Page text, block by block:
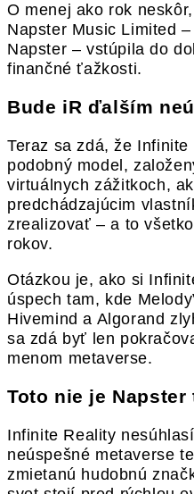
O menej ako rok
Napster Music Limited
Napster – vstúpila do
finančné ťažkosti.
Bude iR ďalším
Teraz sa zdá, že
podobný model,
virtuálnych zážitkoch,
predchádzajúcim
zrealizovať – a to
rokov.
Otázkou je, ako si
úspech tam, kde
Hivemind a Algorand
sa zdá byť len
menom metaverse.
Toto nie je
Infinite Reality
neúspešné metaverse
zmietanú hudobnú